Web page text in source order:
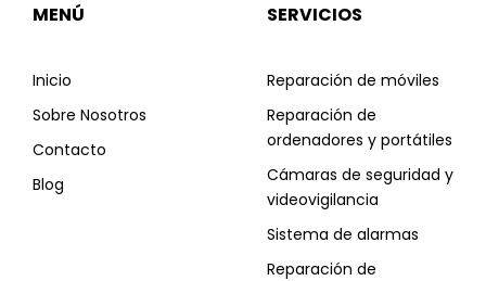
MENÚ
Inicio
Sobre Nosotros
Contacto
Blog
SERVICIOS
Reparación de móviles
Reparación de
ordenadores y portátiles
Cámaras de seguridad y
videovigilancia
Sistema de alarmas
Reparación de